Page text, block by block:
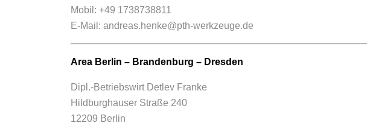
Mobil: +49 1738738811
E-Mail: andreas.henke@pth-werkzeuge.de
Area Berlin – Brandenburg – Dresden
Dipl.-Betriebswirt Detlev Franke
Hildburghauser Straße 240
12209 Berlin